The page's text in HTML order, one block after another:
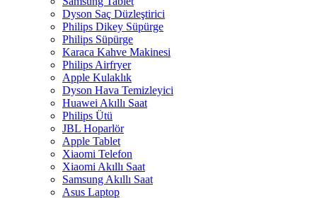
Dyson Saç Düzleştirici
Philips Dikey Süpürge
Philips Süpürge
Karaca Kahve Makinesi
Philips Airfryer
Apple Kulaklık
Dyson Hava Temizleyici
Huawei Akıllı Saat
Philips Ütü
JBL Hoparlör
Apple Tablet
Xiaomi Telefon
Xiaomi Akıllı Saat
Samsung Akıllı Saat
Asus Laptop